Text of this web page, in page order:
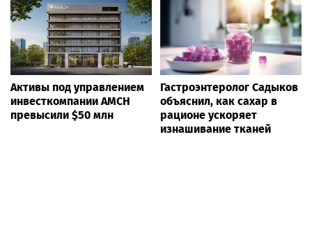
Активы под управлением
инвесткомпании AMCH
превысили $50 млн
Гастроэнтеролог Садыков
объяснил, как сахар в
рационе ускоряет
изнашивание тканей